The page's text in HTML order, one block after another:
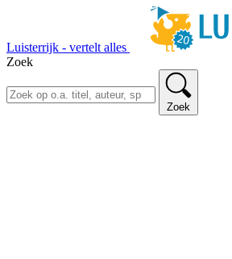
Luisterrijk - vertelt alles
Zoek
Zoek